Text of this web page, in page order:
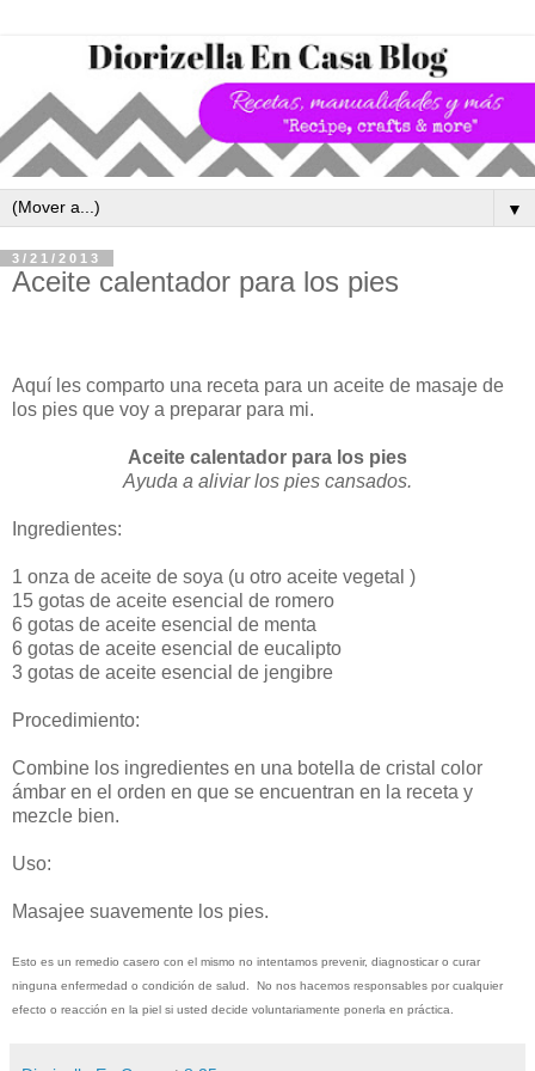
▼
3/21/2013
Aceite calentador para los pies
Aquí les comparto una receta para un aceite de masaje de
los pies que voy a preparar para mi.
Aceite calentador para los pies
Ayuda a aliviar los pies cansados.
Ingredientes:
1 onza de aceite de soya (u otro aceite vegetal )
15 gotas de aceite esencial de romero
6 gotas de aceite esencial de menta
6 gotas de aceite esencial de eucalipto
3 gotas de aceite esencial de jengibre
Procedimiento:
Combine los ingredientes en una botella de cristal color
ámbar en el orden en que se encuentran en la receta y
mezcle bien.
Uso:
Masajee suavemente los pies.
Esto es un remedio casero con el mismo no intentamos prevenir, diagnosticar o curar
ninguna enfermedad o condición de salud. No nos hacemos responsables por cualquier
efecto o reacción en la piel si usted decide voluntariamente ponerla en práctica.